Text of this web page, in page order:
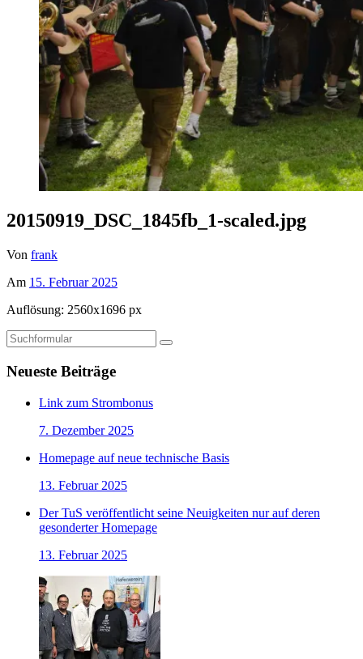
20150919_DSC_1845fb_1-scaled.jpg
Von frank
Am 15. Februar 2025
Auflösung: 2560x1696 px
Suchen
Neueste Beiträge
Link zum Strombonus
7. Dezember 2025
Homepage auf neue technische Basis
13. Februar 2025
Der TuS veröffentlicht seine Neuigkeiten nur auf deren
gesonderter Homepage
13. Februar 2025